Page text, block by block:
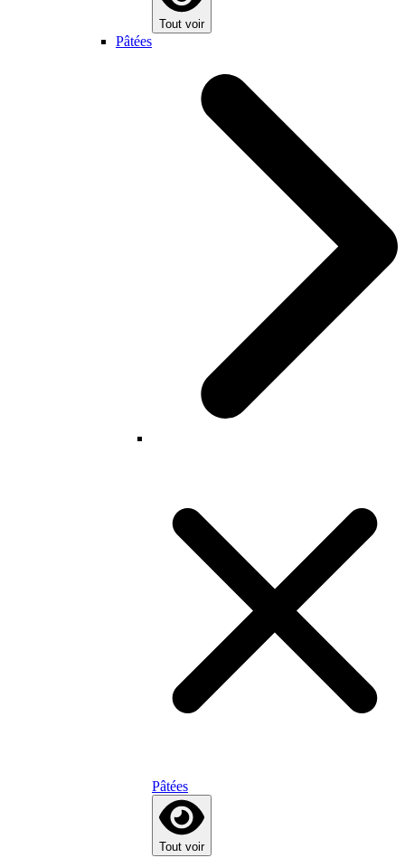
Tout voir
Pâtées
Pâtées
Tout voir